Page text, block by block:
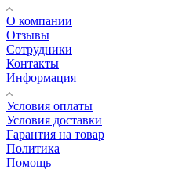
О компании
Отзывы
Сотрудники
Контакты
Информация
Условия оплаты
Условия доставки
Гарантия на товар
Политика
Помощь